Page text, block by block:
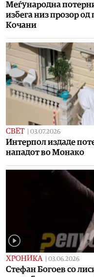
Меѓународна
избега низ прозор
Кочани
СВЕТ 03.07.2026
Интерпол издаде
нападот во Монако
ХРОНИКА 03.06.2026
Стефан Богоев со